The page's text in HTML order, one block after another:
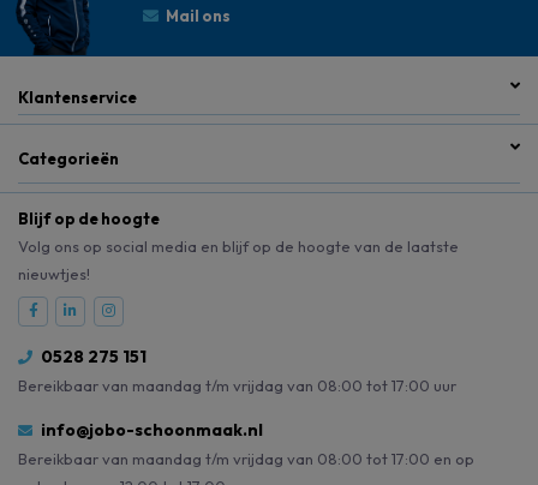
Mail ons
Klantenservice
Categorieën
Blijf op de hoogte
Volg ons op social media en blijf op de hoogte van de laatste
nieuwtjes!
0528 275 151
Bereikbaar van maandag t/m vrijdag van 08:00 tot 17:00 uur
info@jobo-schoonmaak.nl
Bereikbaar van maandag t/m vrijdag van 08:00 tot 17:00 en op